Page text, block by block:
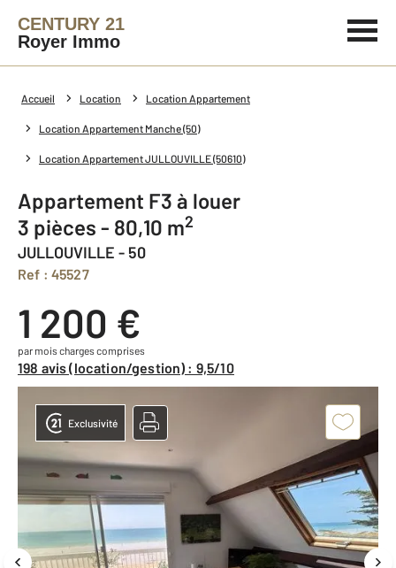
CENTURY 21
Royer Immo
Accueil Location Location Appartement
Location Appartement Manche (50)
Location Appartement JULLOUVILLE (50610)
Appartement F3 à louer
3 pièces - 80,10 m2
JULLOUVILLE - 50
Ref : 45527
1 200 €
par mois charges comprises
198 avis (location/gestion) : 9,5/10
Exclusivité